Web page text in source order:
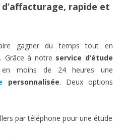
rapide et
gagner du temps tout en
Grâce à notre service d’étude
moins de 24 heures une
personnalisée. Deux options
par téléphone pour une étude